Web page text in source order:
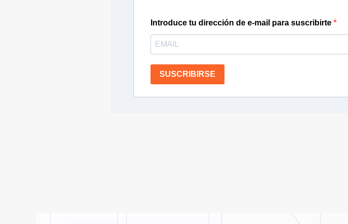
Introduce tu dirección de e-mail para suscribirte
SUSCRIBIRSE